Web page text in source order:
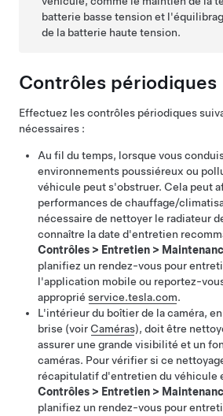
batterie basse tension et
de la batterie haute tension.
Contrôles périodiques
Effectuez les contrôles périodiques
nécessaires :
Au fil du temps, lorsque vous
environnements poussiéreux ou
véhicule peut s'obstruer. Cela peut
performances de chauffage/
nécessaire de nettoyer le radiateur
connaître la date d'entretien
Contrôles > Entretien >
planifiez un rendez-vous pour
l'application mobile ou reportez-
approprié service.tesla.com.
L'intérieur du boîtier de la caméra,
brise (voir Caméras), doit être
assurer une grande visibilité et un
caméras. Pour vérifier si ce
récapitulatif d'entretien du véhicule
Contrôles > Entretien >
planifiez un rendez-vous pour